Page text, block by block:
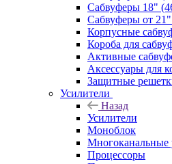
Сабвуферы 18"
Сабвуферы от
Корпусные
Короба для
Активные
Аксессуары для
Защитные
Усилители
Назад
Усилители
Моноблок
Многоканальные
Процессоры